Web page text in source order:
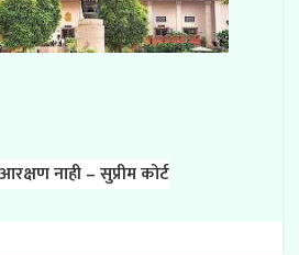
नाही – सुप्रीम कोर्ट